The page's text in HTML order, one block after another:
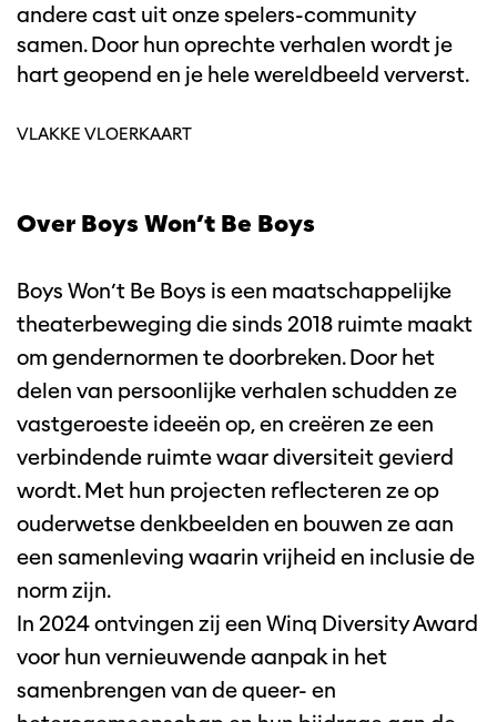
andere cast uit onze spelers-community
samen. Door hun oprechte verhalen wordt je
hart geopend en je hele wereldbeeld ververst.
VLAKKE VLOERKAART
Over Boys Won’t Be Boys
Boys Won’t Be Boys is een maatschappelijke
theaterbeweging die sinds 2018 ruimte maakt
om gendernormen te doorbreken. Door het
delen van persoonlijke verhalen schudden ze
vastgeroeste ideeën op, en creëren ze een
verbindende ruimte waar diversiteit gevierd
wordt. Met hun projecten reflecteren ze op
ouderwetse denkbeelden en bouwen ze aan
een samenleving waarin vrijheid en inclusie de
norm zijn.
In 2024 ontvingen zij een Winq Diversity Award
voor hun vernieuwende aanpak in het
samenbrengen van de queer- en